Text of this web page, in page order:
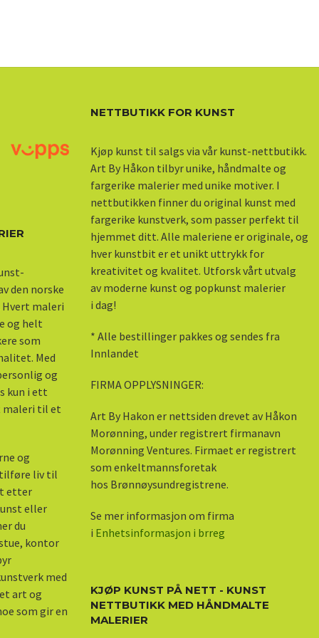
den norske
maleri
og helt
som
Med
og
kun i ett
maleri til et
og
liv til
etter
eller
du
kontor
med
art og
som gir en
NETTBUTIKK FOR KUNST
Kjøp kunst til salgs via vår kunst-nettbutikk.
Art By Håkon tilbyr unike, håndmalte og
fargerike malerier med unike motiver. I
nettbutikken finner du original kunst med
fargerike kunstverk, som passer perfekt til
hjemmet ditt. Alle maleriene er originale, og
hver kunstbit er et unikt uttrykk for
kreativitet og kvalitet. Utforsk vårt utvalg
av moderne kunst og popkunst malerier
i dag!
* Alle bestillinger pakkes og sendes fra
Innlandet
FIRMA OPPLYSNINGER:
Art By Hakon er nettsiden drevet av Håkon
Morønning, under registrert firmanavn
Morønning Ventures. Firmaet er registrert
som enkeltmannsforetak
hos Brønnøysundregistrene.
Se mer informasjon om firma
i Enhetsinformasjon i brreg
KJØP KUNST PÅ NETT - KUNST
NETTBUTIKK MED HÅNDMALTE
MALERIER